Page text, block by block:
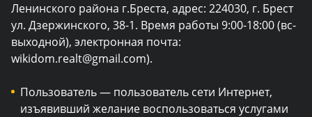
Ленинского района г.Бреста, адрес: 224030, г. Брест
ул. Дзержинского, 38-1. Время работы 9:00-18:00 (вс-
выходной), электронная почта:
wikidom.realt@gmail.com).
Пользователь — пользователь сети Интернет,
изъявивший желание воспользоваться услугами